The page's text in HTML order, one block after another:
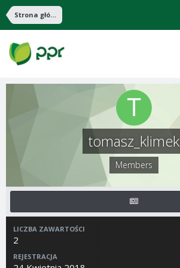
Strona główna
tomasz_klimek
Members
LICZBA ZAWARTOŚCI
2
REJESTRACJA